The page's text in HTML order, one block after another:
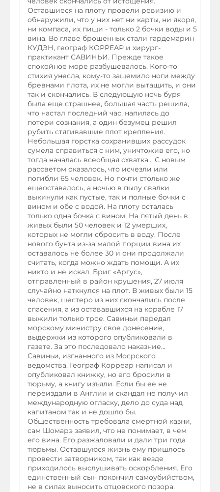
Оставшиеся на плоту провели ревизию и
обнаружили, что у них нет ни карты, ни якоря,
ни компаса, их пищи - только 2 бочки воды и 5
вина. Во главе брошенных стали гардемарин
КУДЭН, географ КОРРЕАР и хирург-
практикант САВИНЬИ. Прежде такое
спокойное море разбушевалось. Кого-то
стихия унесла, кому-то защемило ноги между
бревнами плота, их не могли вытащить, и они
так и скончались. В следующую ночь буря
была еще страшнее, большая часть решила,
что настал последний час, напилась до
потери сознания, а один безумец решил
рубить стягивавшие плот крепления.
Небольшая горстка сохранивших рассудок
сумела справиться с ним, уничтожив его, но
тогда началась всеобщая схватка... С новым
рассветом оказалось, что исчезли или
погибли 65 человек. Но почти столько же
ещеоставалось, а ночью в пылу свалки
выкинули как пустые, так и полные бочки с
вином и обе с водой. На плоту осталась
только одна бочка с вином. На пятый день в
живых были 50 человек и 12 умерших,
которых не могли сбросить в воду. После
нового бунта из-за малой порции вина их
оставалось не более 30 и они продолжали
считать, когда можно ждать помощи. А их
никто и не искал. Бриг «Аргус»,
отправленный в район крушения, 27 июля
случайно наткнулся на плот. В живых были 15
человек, шестеро из них скончались после
спасения, а из остававшихся на корабле 17
выжили только трое. Савиньи передал
морскому министру свое донесение,
выдержки из которого опубликовали в
газете. За это последовало наказние...
Савиньи, изгнанного из Мосрского
ведомства. Географ Корреар написал и
опубликовал книжку, но его бросили в
тюрьму, а книгу изъяли. Если бы ее не
переиздали в Англии и скандал не получил
международную огласку, дело до суда над
капитаном так и не дошло бы.
Общественность требовала смертной казни,
сам Шомарэ заявил, что не понимает, в чем
его вина. Его разжаловали и дали три года
тюрьмы. Оставшуюся жизнь ему пришлось
провести затворником, так как везде
приходилось выслушивать оскорбления. Его
единственный сын покончил самоубийством,
не в силах выносить отцовского позора.